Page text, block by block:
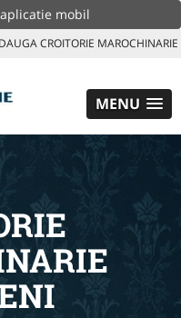
mobil
CROITORIE MAROCHINARIE
MENU